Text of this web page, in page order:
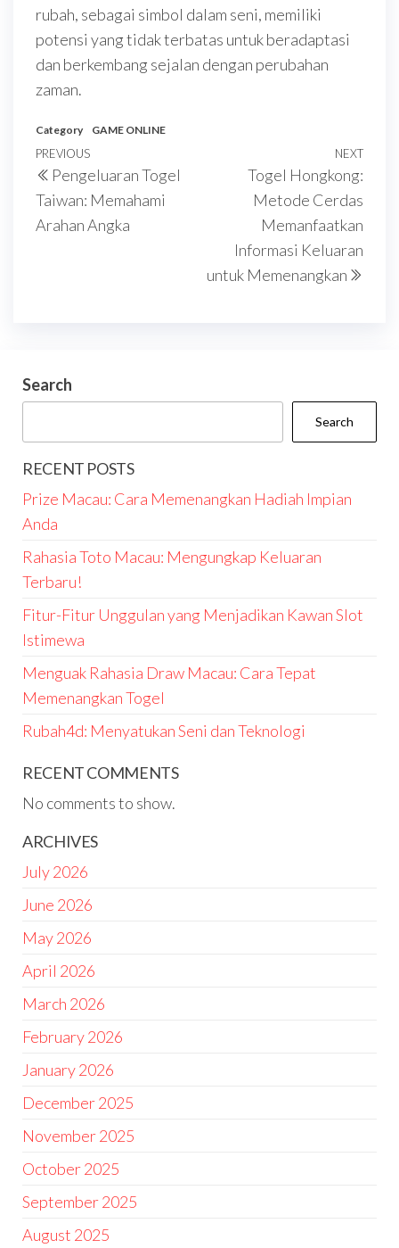
rubah, sebagai simbol dalam seni, memiliki
potensi yang tidak terbatas untuk beradaptasi
dan berkembang sejalan dengan perubahan
zaman.
Category GAME ONLINE
Post
navigation
Previous
Post
PREVIOUS
Pengeluaran Togel
Taiwan: Memahami
Arahan Angka
Next
NEXT
Togel Hongkong:
Metode Cerdas
Memanfaatkan
Informasi Keluaran
untuk Memenangkan
Search
Search
RECENT POSTS
Prize Macau: Cara Memenangkan Hadiah Impian
Anda
Rahasia Toto Macau: Mengungkap Keluaran
Terbaru!
Fitur-Fitur Unggulan yang Menjadikan Kawan Slot
Istimewa
Menguak Rahasia Draw Macau: Cara Tepat
Memenangkan Togel
Rubah4d: Menyatukan Seni dan Teknologi
RECENT COMMENTS
No comments to show.
ARCHIVES
July 2026
June 2026
May 2026
April 2026
March 2026
February 2026
January 2026
December 2025
November 2025
October 2025
September 2025
August 2025